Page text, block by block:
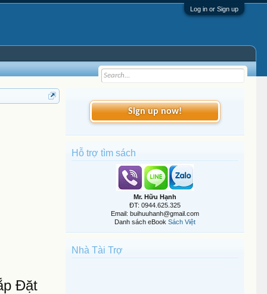
Log in or Sign up
Đặt
Sign up now!
Hỗ trợ tìm sách
Mr. Hữu Hạnh
ĐT: 0944.625.325
Email: buihuuhanh@gmail.com
Danh sách eBook Sách Việt
Nhà Tài Trợ